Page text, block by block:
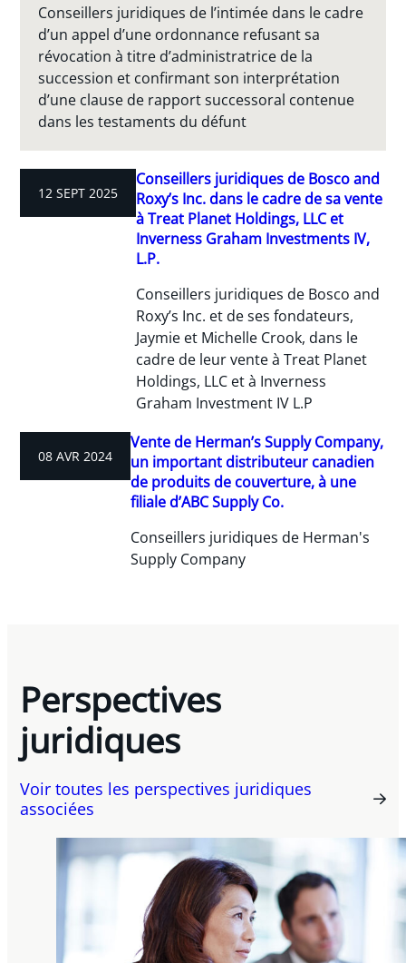
Conseillers juridiques de l’intimée dans le cadre
d’un appel d’une ordonnance refusant sa
révocation à titre d’administratrice de la
succession et confirmant son interprétation
d’une clause de rapport successoral contenue
dans les testaments du défunt
12 SEPT 2025
Conseillers juridiques de Bosco and
Roxy’s Inc. dans le cadre de sa vente
à Treat Planet Holdings, LLC et
Inverness Graham Investments IV,
L.P.
Conseillers juridiques de Bosco and
Roxy’s Inc. et de ses fondateurs,
Jaymie et Michelle Crook, dans le
cadre de leur vente à Treat Planet
Holdings, LLC et à Inverness
Graham Investment IV L.P
08 AVR 2024
Vente de Herman’s Supply Company,
un important distributeur canadien
de produits de couverture, à une
filiale d’ABC Supply Co.
Conseillers juridiques de Herman's
Supply Company
Perspectives
juridiques
Voir toutes les perspectives juridiques
associées